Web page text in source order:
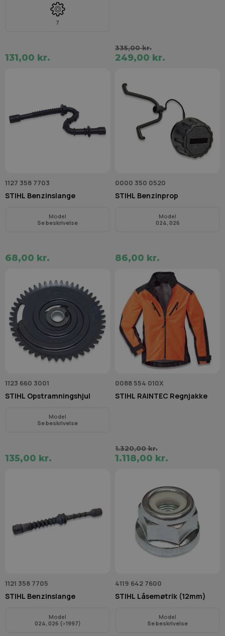
7
131,00 kr.
335,00 kr.
249,00 kr.
1127 358 7703
STIHL Benzinslange
Model
Se beskrivelse
68,00 kr.
0000 350 0520
STIHL Benzinprop
Model
024, 026
86,00 kr.
1123 660 3001
STIHL Opstramningshjul
Model
Se beskrivelse
135,00 kr.
0088 554 010X
STIHL RAINTEC Regnjakke
1.320,00 kr.
1.118,00 kr.
1121 358 7705
STIHL Benzinslange
Model
024, 026 (>1997)
4119 642 7600
STIHL Låsemøtrik (12mm)
Model
Se beskrivelse